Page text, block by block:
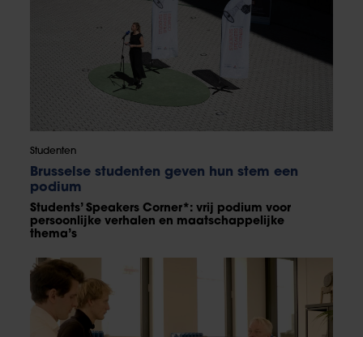
Studenten
Brusselse studenten geven hun stem een
podium
Students’ Speakers Corner*: vrij podium voor
persoonlijke verhalen en maatschappelijke
thema’s